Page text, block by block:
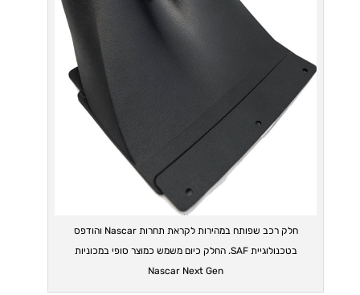
חלק רכב שפותח במהירות לקראת תחרות Nascar והודפס
בטכנולוגיית SAF. החלק כיום משמש כמוצר סופי במכוניות
Nascar Next Gen